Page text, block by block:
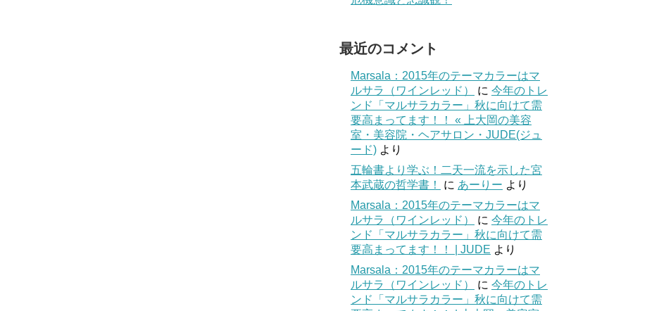
最近のコメント
Marsala：2015年のテーマカラーはマ
ルサラ（ワインレッド）
に 今年のトレ
ンド「マルサラカラー」秋に向けて需
要高まってます！！ « 上大岡の美容
室・美容院・ヘアサロン・JUDE(ジュ
ード) より
五輪書より学ぶ！二天一流を示した宮
本武蔵の哲学書！
に あーりー より
Marsala：2015年のテーマカラーはマ
ルサラ（ワインレッド）
に 今年のトレ
ンド「マルサラカラー」秋に向けて需
要高まってます！！ | JUDE より
Marsala：2015年のテーマカラーはマ
ルサラ（ワインレッド）
に 今年のトレ
ンド「マルサラカラー」秋に向けて需